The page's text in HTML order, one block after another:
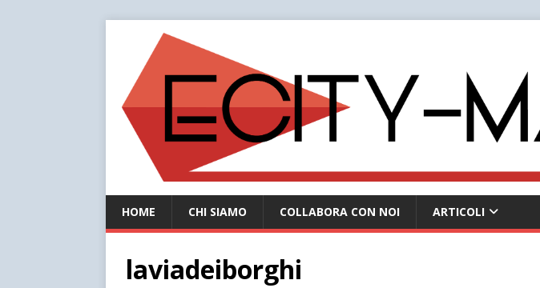
HOME CHI SIAMO COLLABORA CON NOI ARTICOLI
laviadeiborghi